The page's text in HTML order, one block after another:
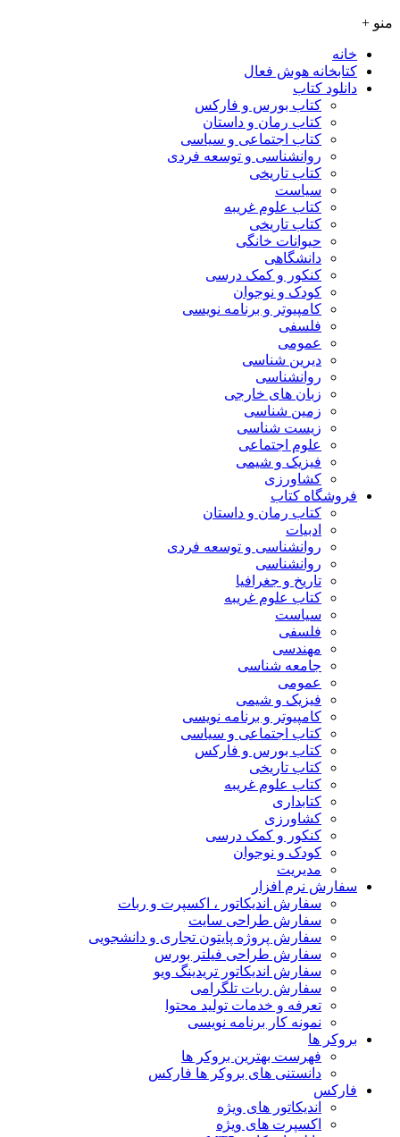
منو +
خانه
کتابخانه هوش فعال
دانلود کتاب
کتاب بورس و فارکس
کتاب رمان و داستان
کتاب اجتماعی و سیاسی
روانشناسی و توسعه فردی
کتاب تاریخی
سیاست
کتاب علوم غریبه
کتاب تاریخی
حیوانات خانگی
دانشگاهی
کنکور و کمک‌ درسی
کودک و نوجوان
کامپیوتر و برنامه نویسی
فلسفی
عمومی
دیرین شناسی
روانشناسی
زبان های خارجی
زمین شناسی
زیست شناسی
علوم اجتماعی
فیزیک و شیمی
کشاورزی
فروشگاه کتاب
کتاب رمان و داستان
ادبیات
روانشناسی و توسعه فردی
روانشناسی
تاریخ و جغرافیا
کتاب علوم غریبه
سیاست
فلسفی
مهندسی
جامعه شناسی
عمومی
فیزیک و شیمی
کامپیوتر و برنامه نویسی
کتاب اجتماعی و سیاسی
کتاب بورس و فارکس
کتاب تاریخی
کتاب علوم غریبه
کتابداری
کشاورزی
کنکور و کمک‌ درسی
کودک و نوجوان
مدیریت
سفارش نرم افزار
سفارش اندیکاتور ، اکسپرت و ربات
سفارش طراحی سایت
سفارش پروژه پایتون تجاری و دانشجویی
سفارش طراحی فیلتر بورس
سفارش اندیکاتور تریدینگ ویو
سفارش ربات تلگرامی
تعرفه و خدمات تولید محتوا
نمونه کار برنامه نویسی
بروکر ها
فهرست بهترین بروکر ها
دانستنی های بروکر ها فارکس
فارکس
اندیکاتور های ویژه
اکسپرت های ویژه